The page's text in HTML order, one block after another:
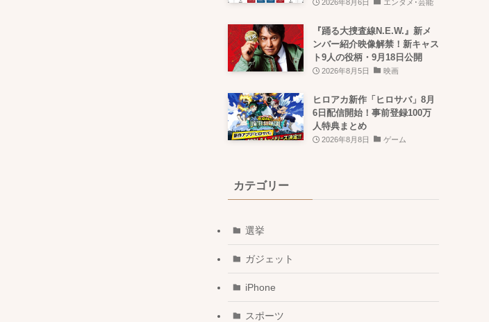
2026年8月6日 エンタメ･芸能
『踊る大捜査線N.E.W.』新メ
ンバー紹介映像解禁！新キャス
ト9人の役柄・9月18日公開
2026年8月5日 映画
ヒロアカ新作「ヒロサバ」8月
6日配信開始！事前登録100万
人特典まとめ
2026年8月8日 ゲーム
カテゴリー
選挙
ガジェット
iPhone
スポーツ